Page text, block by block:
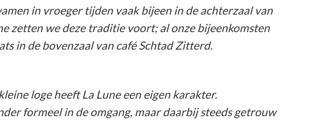
in vroeger tijden vaak bijeen in de achterzaal van
zetten we deze traditie voort; al onze bijeenkomsten
in de bovenzaal van café Schtad Zitterd.
loge heeft La Lune een eigen karakter.
formeel in de omgang, maar daarbij steeds getrouw